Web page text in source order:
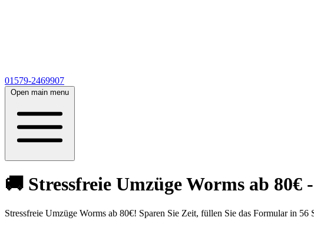
01579-2469907
Open main menu
🚚 Stressfreie Umzüge Worms ab
Stressfreie Umzüge Worms ab 80€! Sparen Sie Zeit, füllen Sie das Formular in